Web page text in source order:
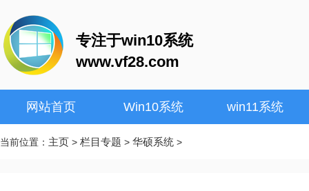
专注于win10系统
www.vf28.com
网站首页 Win10系统 win11系统
当前位置： 主页 > 栏目专题 > 华硕系统 >